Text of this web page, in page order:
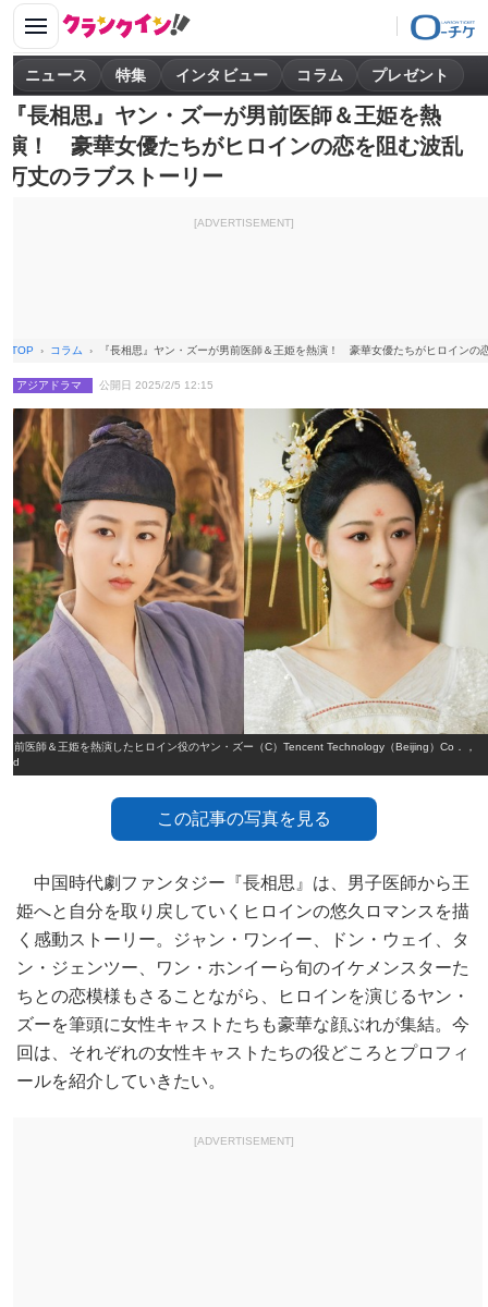
ニュース 特集 インタビュー コラム プレゼント
『長相思』ヤン・ズーが男前医師＆王姫を熱
演！ 豪華女優たちがヒロインの恋を阻む波乱
万丈のラブストーリー
[ADVERTISEMENT]
TOP コラム 『長相思』ヤン・ズーが男前医師＆王姫を熱演！ 豪華女優たちがヒロインの
アジアドラマ 公開日 2025/2/5 12:15
男前医師＆王姫を熱演したヒロイン役のヤン・ズー（C）Tencent Technology（Beijing）Co．，
Ltd
この記事の写真を見る
中国時代劇ファンタジー『長相思』は、男子医師から王
姫へと自分を取り戻していくヒロインの悠久ロマンスを描
く感動ストーリー。ジャン・ワンイー、ドン・ウェイ、タ
ン・ジェンツー、ワン・ホンイーら旬のイケメンスターた
ちとの恋模様もさることながら、ヒロインを演じるヤン・
ズーを筆頭に女性キャストたちも豪華な顔ぶれが集結。今
回は、それぞれの女性キャストたちの役どころとプロフィ
ールを紹介していきたい。
[ADVERTISEMENT]